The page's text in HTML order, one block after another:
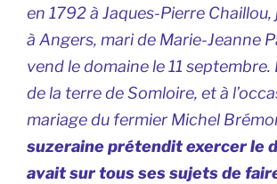
en 1792 à Jaques-Pierre Chaillou,
à Angers, mari de Marie-Jeanne
vend le domaine le 11 septembre.
de la terre de Somloire, et à
mariage du fermier Michel
suzeraine prétendit exercer le
avait sur tous ses sujets de